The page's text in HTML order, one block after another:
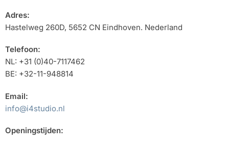
Adres:
Hastelweg 260D, 5652 CN Eindhoven. Nederland
Telefoon:
NL: +31 (0)40-7117462
BE: +32-11-948814
Email:
info@i4studio.nl
Openingstijden: